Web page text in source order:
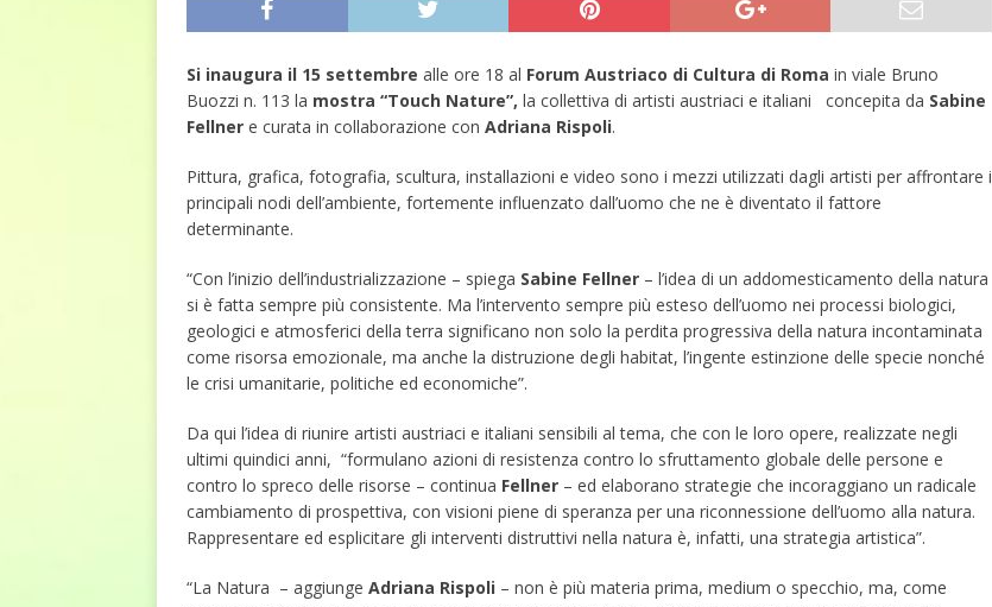
Si inaugura il 15 settembre alle ore 18 al Forum Austriaco di Cultura di Roma in viale Bruno
Buozzi n. 113 la mostra “Touch Nature”, la collettiva di artisti austriaci e italiani concepita da Sabine
Fellner e curata in collaborazione con Adriana Rispoli.
Pittura, grafica, fotografia, scultura, installazioni e video sono i mezzi utilizzati dagli artisti per affrontare i
principali nodi dell’ambiente, fortemente influenzato dall’uomo che ne è diventato il fattore
determinante.
“Con l’inizio dell’industrializzazione – spiega Sabine Fellner – l’idea di un addomesticamento della natura
si è fatta sempre più consistente. Ma l’intervento sempre più esteso dell’uomo nei processi biologici,
geologici e atmosferici della terra significano non solo la perdita progressiva della natura incontaminata
come risorsa emozionale, ma anche la distruzione degli habitat, l’ingente estinzione delle specie nonché
le crisi umanitarie, politiche ed economiche”.
Da qui l’idea di riunire artisti austriaci e italiani sensibili al tema, che con le loro opere, realizzate negli
ultimi quindici anni, “formulano azioni di resistenza contro lo sfruttamento globale delle persone e
contro lo spreco delle risorse – continua Fellner – ed elaborano strategie che incoraggiano un radicale
cambiamento di prospettiva, con visioni piene di speranza per una riconnessione dell’uomo alla natura.
Rappresentare ed esplicitare gli interventi distruttivi nella natura è, infatti, una strategia artistica”.
“La Natura – aggiunge Adriana Rispoli – non è più materia prima, medium o specchio, ma, come